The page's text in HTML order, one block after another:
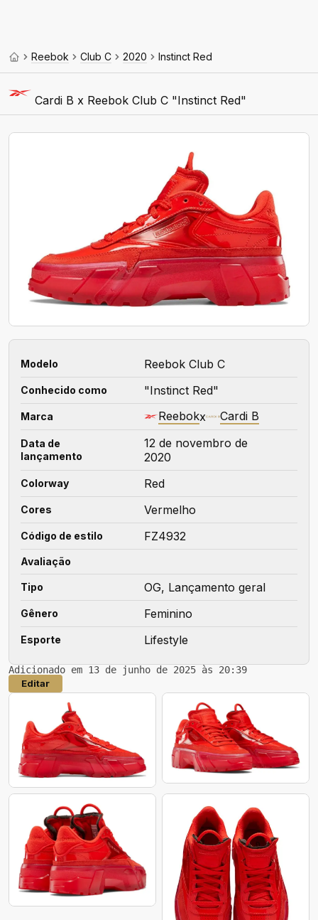
Reebok Club C 2020 Instinct Red
Cardi B x Reebok Club C "Instinct Red"
Modelo Reebok Club C
Conhecido como "Instinct Red"
Marca Reebokx Cardi B
Data de
lançamento
12 de novembro de
2020
Colorway Red
Cores Vermelho
Código de estilo FZ4932
Avaliação
Tipo OG, Lançamento geral
Gênero Feminino
Esporte Lifestyle
Adicionado em 13 de junho de 2025 às 20:39
Editar